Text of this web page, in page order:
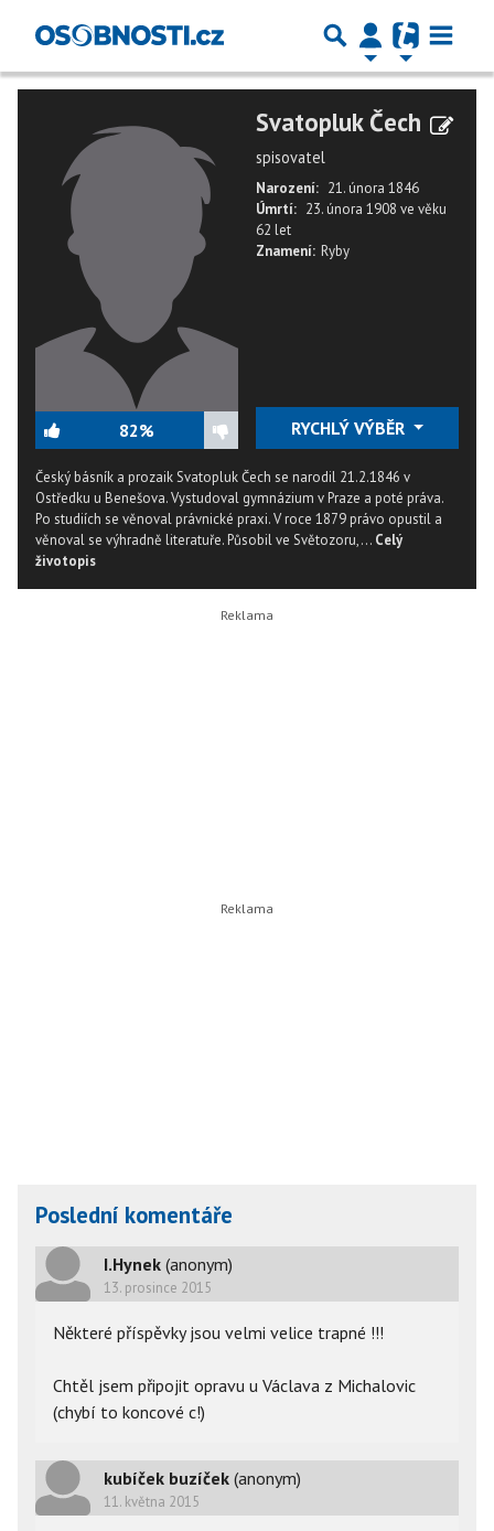
82%
Svatopluk Čech
spisovatel
Narození: 21. února 1846
Úmrtí: 23. února 1908 ve věku
62 let
Znamení: Ryby
RYCHLÝ VÝBĚR
Český básník a prozaik Svatopluk Čech se narodil 21.2.1846 v
Ostředku u Benešova. Vystudoval gymnázium v Praze a poté práva.
Po studiích se věnoval právnické praxi. V roce 1879 právo opustil a
věnoval se výhradně literatuře. Působil ve Světozoru,... Celý
životopis
Poslední komentáře
I.Hynek (anonym)
13. prosince 2015
Některé příspěvky jsou velmi velice trapné !!!
Chtěl jsem připojit opravu u Václava z Michalovic
(chybí to koncové c!)
kubíček buzíček (anonym)
11. května 2015